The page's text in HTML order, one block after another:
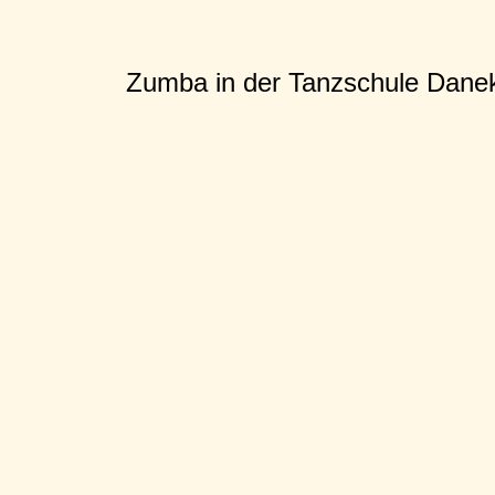
Zumba in der Tanzschule